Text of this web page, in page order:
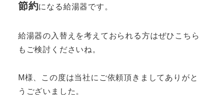
節約になる給湯器です。
給湯器の入替えを考えておられる方はぜひこちら
もご検討くださいね。
M様、この度は当社にご依頼頂きましてありがと
うございました。